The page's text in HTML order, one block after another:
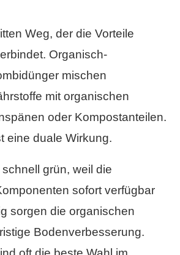
Weg, der die Vorteile
Organisch-
mischen
mit organischen
oder Kompostanteilen.
eine duale Wirkung.
grün, weil die
sofort verfügbar
sorgen die organischen
Bodenverbesserung.